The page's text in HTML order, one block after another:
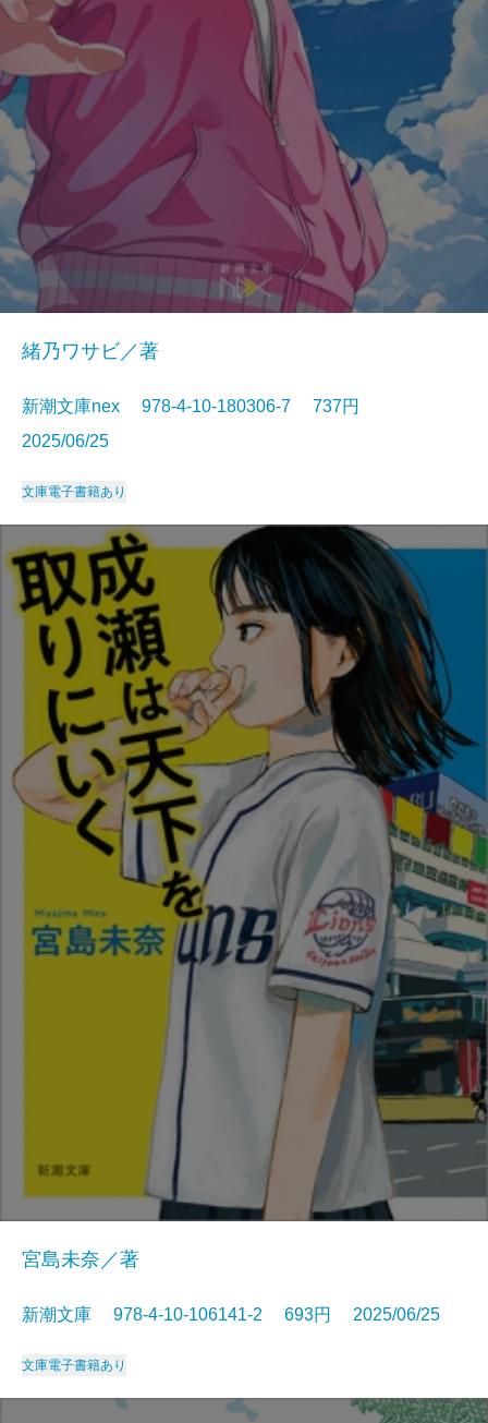
緒乃ワサビ／著
新潮文庫nex 978-4-10-180306-7 737円
2025/06/25
文庫電子書籍あり
宮島未奈／著
新潮文庫 978-4-10-106141-2 693円 2025/06/25
文庫電子書籍あり